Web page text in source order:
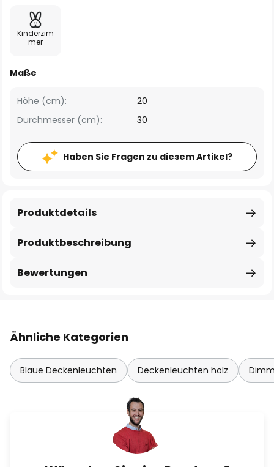
Kinderzim
mer
Maße
Höhe (cm):
20
Durchmesser (cm):
30
Haben Sie Fragen zu diesem Artikel?
Produktbeschreibung
Produktdetails
Bewertungen
Ähnliche Kategorien
Blaue Deckenleuchten Deckenleuchten holz